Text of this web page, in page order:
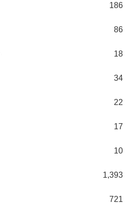
186
86
18
34
22
17
10
1,393
721